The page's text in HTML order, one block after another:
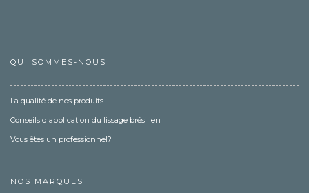
QUI SOMMES-NOUS
La qualité de nos produits
Conseils d'application du lissage brésilien
Vous êtes un professionnel?
NOS MARQUES